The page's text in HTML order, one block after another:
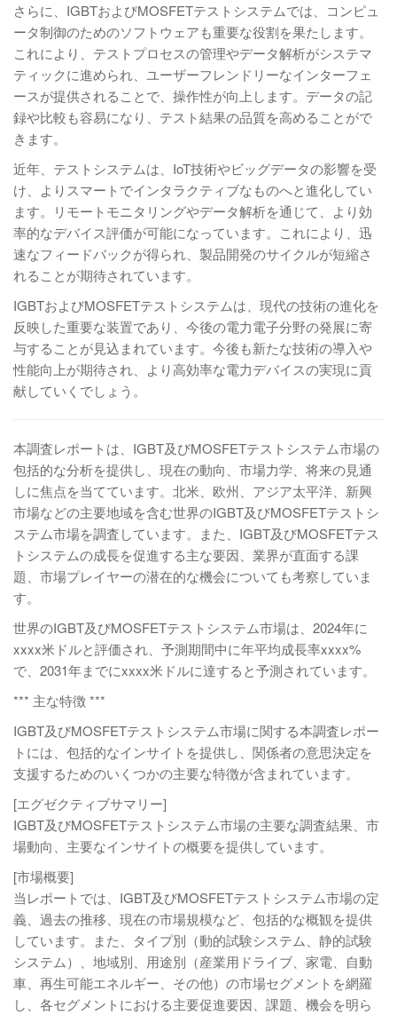
さらに、IGBTおよびMOSFETテストシステムでは、コンピュ
ータ制御のためのソフトウェアも重要な役割を果たします。
これにより、テストプロセスの管理やデータ解析がシステマ
ティックに進められ、ユーザーフレンドリーなインターフェ
ースが提供されることで、操作性が向上します。データの記
録や比較も容易になり、テスト結果の品質を高めることがで
きます。
近年、テストシステムは、IoT技術やビッグデータの影響を受
け、よりスマートでインタラクティブなものへと進化してい
ます。リモートモニタリングやデータ解析を通じて、より効
率的なデバイス評価が可能になっています。これにより、迅
速なフィードバックが得られ、製品開発のサイクルが短縮さ
れることが期待されています。
IGBTおよびMOSFETテストシステムは、現代の技術の進化を
反映した重要な装置であり、今後の電力電子分野の発展に寄
与することが見込まれています。今後も新たな技術の導入や
性能向上が期待され、より高効率な電力デバイスの実現に貢
献していくでしょう。
本調査レポートは、IGBT及びMOSFETテストシステム市場の
包括的な分析を提供し、現在の動向、市場力学、将来の見通
しに焦点を当てています。北米、欧州、アジア太平洋、新興
市場などの主要地域を含む世界のIGBT及びMOSFETテストシ
ステム市場を調査しています。また、IGBT及びMOSFETテス
トシステムの成長を促進する主な要因、業界が直面する課
題、市場プレイヤーの潜在的な機会についても考察していま
す。
世界のIGBT及びMOSFETテストシステム市場は、2024年に
xxxx米ドルと評価され、予測期間中に年平均成長率xxxx%
で、2031年までにxxxx米ドルに達すると予測されています。
*** 主な特徴 ***
IGBT及びMOSFETテストシステム市場に関する本調査レポー
トには、包括的なインサイトを提供し、関係者の意思決定を
支援するためのいくつかの主要な特徴が含まれています。
[エグゼクティブサマリー]
IGBT及びMOSFETテストシステム市場の主要な調査結果、市
場動向、主要なインサイトの概要を提供しています。
[市場概要]
当レポートでは、IGBT及びMOSFETテストシステム市場の定
義、過去の推移、現在の市場規模など、包括的な概観を提供
しています。また、タイプ別（動的試験システム、静的試験
システム）、地域別、用途別（産業用ドライブ、家電、自動
車、再生可能エネルギー、その他）の市場セグメントを網羅
し、各セグメントにおける主要促進要因、課題、機会を明ら